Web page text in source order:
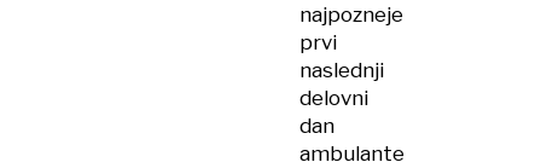
najpozneje
prvi
naslednji
delovni
dan
ambulante